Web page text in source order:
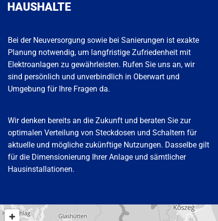
HAUSHALTE
Bei der Neuversorgung sowie bei Sanierungen ist exakte
Planung notwendig, um langfristige Zufriedenheit mit
Elektroanlagen zu gewährleisten. Rufen Sie uns an, wir
sind persönlich und unverbindlich in Oberwart und
Umgebung für Ihre Fragen da.
Wir denken bereits an die Zukunft und beraten Sie zur
optimalen Verteilung von Steckdosen und Schaltern für
aktuelle und mögliche zukünftige Nutzungen. Dasselbe gilt
für die Dimensionierung Ihrer Anlage und sämtlicher
Hausinstallationen.